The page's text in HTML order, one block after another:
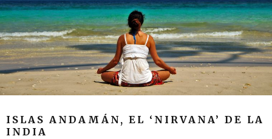
ISLAS ANDAMÁN, EL ‘NIRVANA’ DE LA
INDIA